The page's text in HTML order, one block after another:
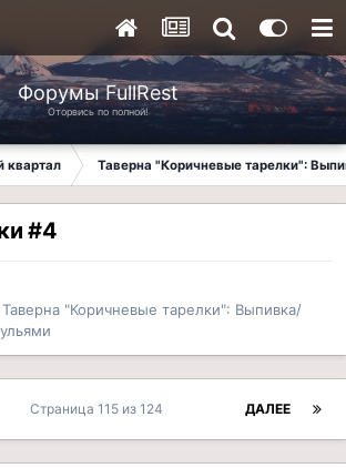
Форумы FullRest
Оторвись по полной!
квартал Таверна "Коричневые тарелки":
#4
Таверна "Коричневые тарелки": Выпивка/
ДАЛЕЕ
Страница 115 из 124